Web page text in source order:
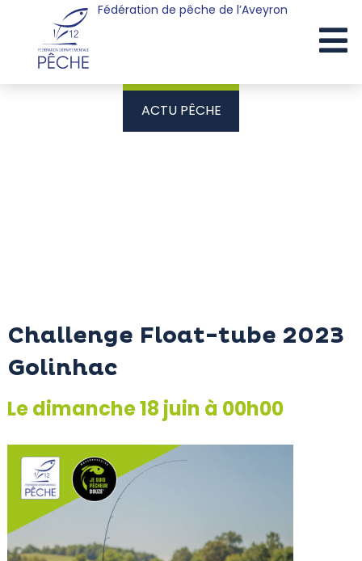
Fédération de pêche de l’Aveyron
ACTU PÊCHE
Challenge Float-tube 2023
Golinhac
Le dimanche 18 juin à 00h00
Cookies management panel